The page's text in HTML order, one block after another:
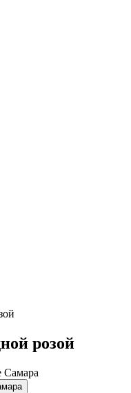
розой